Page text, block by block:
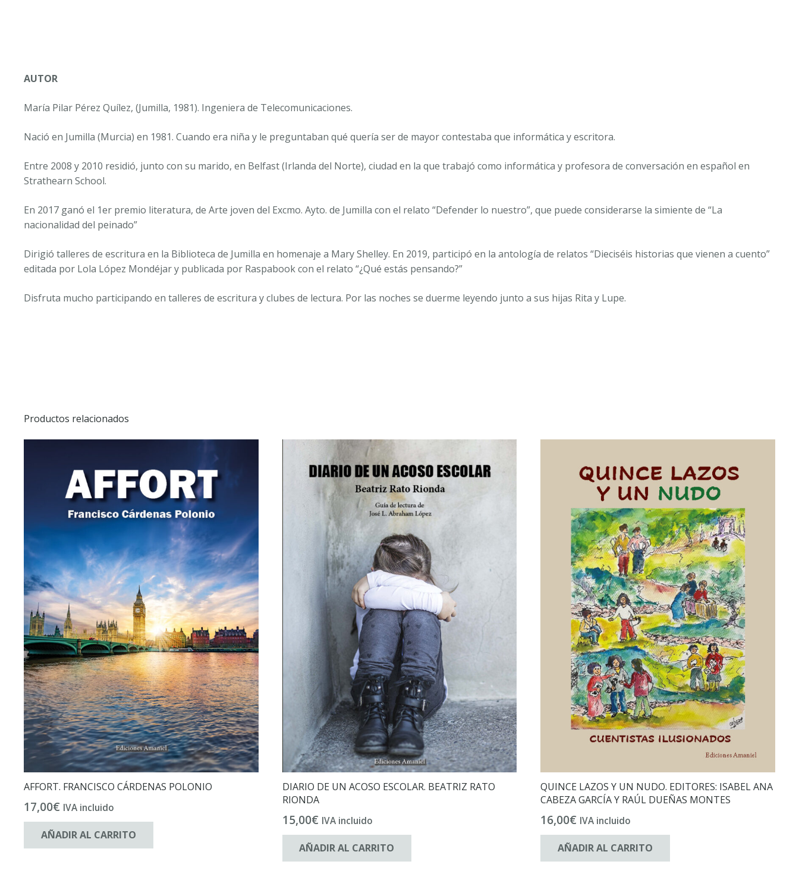
AUTOR
María Pilar Pérez Quílez, (Jumilla, 1981). Ingeniera de Telecomunicaciones.
Nació en Jumilla (Murcia) en 1981. Cuando era niña y le preguntaban qué quería ser de mayor contestaba que informática y escritora.
Entre 2008 y 2010 residió, junto con su marido, en Belfast (Irlanda del Norte), ciudad en la que trabajó como informática y profesora de conversación en español en
Strathearn School.
En 2017 ganó el 1er premio literatura, de Arte joven del Excmo. Ayto. de Jumilla con el relato “Defender lo nuestro”, que puede considerarse la simiente de “La
nacionalidad del peinado”
Dirigió talleres de escritura en la Biblioteca de Jumilla en homenaje a Mary Shelley. En 2019, participó en la antología de relatos “Dieciséis historias que vienen a cuento”
editada por Lola López Mondéjar y publicada por Raspabook con el relato “¿Qué estás pensando?”
Disfruta mucho participando en talleres de escritura y clubes de lectura. Por las noches se duerme leyendo junto a sus hijas Rita y Lupe.
Productos relacionados
AFFORT. FRANCISCO CÁRDENAS POLONIO
17,00€ IVA incluido
AÑADIR AL CARRITO
DIARIO DE UN ACOSO ESCOLAR. BEATRIZ RATO
RIONDA
15,00€ IVA incluido
AÑADIR AL CARRITO
QUINCE LAZOS Y UN NUDO. EDITORES: ISABEL ANA
CABEZA GARCÍA Y RAÚL DUEÑAS MONTES
16,00€ IVA incluido
AÑADIR AL CARRITO